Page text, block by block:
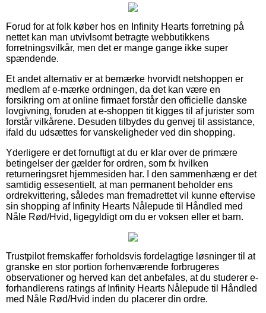
Forud for at folk køber hos en Infinity Hearts forretning på
nettet kan man utvivlsomt betragte webbutikkens
forretningsvilkår, men det er mange gange ikke super
spændende.
Et andet alternativ er at bemærke hvorvidt netshoppen er
medlem af e-mærke ordningen, da det kan være en
forsikring om at online firmaet forstår den officielle danske
lovgivning, foruden at e-shoppen tit kigges til af jurister som
forstår vilkårene. Desuden tilbydes du genvej til assistance,
ifald du udsættes for vanskeligheder ved din shopping.
Yderligere er det fornuftigt at du er klar over de primære
betingelser der gælder for ordren, som fx hvilken
returneringsret hjemmesiden har. I den sammenhæng er det
samtidig essesentielt, at man permanent beholder ens
ordrekvittering, således man fremadrettet vil kunne eftervise
sin shopping af Infinity Hearts Nålepude til Håndled med
Nåle Rød/Hvid, ligegyldigt om du er voksen eller et barn.
Trustpilot fremskaffer forholdsvis fordelagtige løsninger til at
granske en stor portion forhenværende forbrugeres
observationer og herved kan det anbefales, at du studerer e-
forhandlerens ratings af Infinity Hearts Nålepude til Håndled
med Nåle Rød/Hvid inden du placerer din ordre.